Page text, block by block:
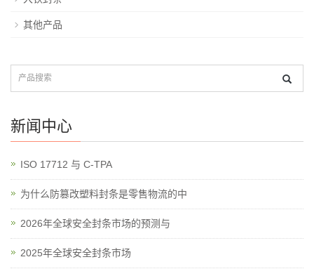
其他产品
新闻中心
ISO 17712 与 C-TPA
为什么防篡改塑料封条是零售物流的中
2026年全球安全封条市场的预测与
2025年全球安全封条市场